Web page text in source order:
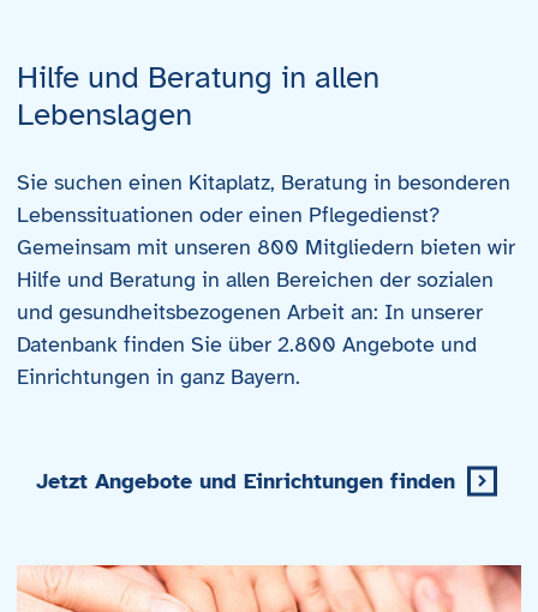
Hilfe und Beratung in allen
Lebenslagen
Sie suchen einen Kitaplatz, Beratung in besonderen
Lebenssituationen oder einen Pflegedienst?
Gemeinsam mit unseren 800 Mitgliedern bieten wir
Hilfe und Beratung in allen Bereichen der sozialen
und gesundheitsbezogenen Arbeit an: In unserer
Datenbank finden Sie über 2.800 Angebote und
Einrichtungen in ganz Bayern.
Jetzt Angebote und Einrichtungen finden